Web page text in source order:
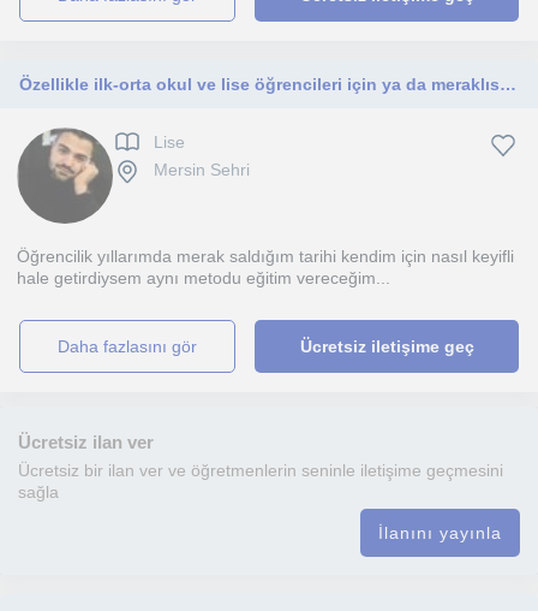
Özellikle ilk-orta okul ve lise öğrencileri için ya da meraklısına
Lise
Mersin Sehri
Öğrencilik yıllarımda merak saldığım tarihi kendim için nasıl keyifli
hale getirdiysem aynı metodu eğitim vereceğim...
daha fazlasını gör Ücretsiz iletişime geç
Ücretsiz ilan ver
Ücretsiz bir ilan ver ve öğretmenlerin seninle iletişime geçmesini
sağla
İlanını yayınla